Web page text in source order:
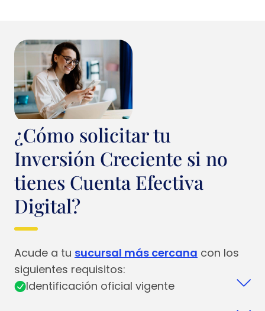
¿Cómo solicitar tu
Inversión Creciente si no
tienes Cuenta Efectiva
Digital?
Acude a tu sucursal más cercana con los
siguientes requisitos:
Identificación oficial vigente